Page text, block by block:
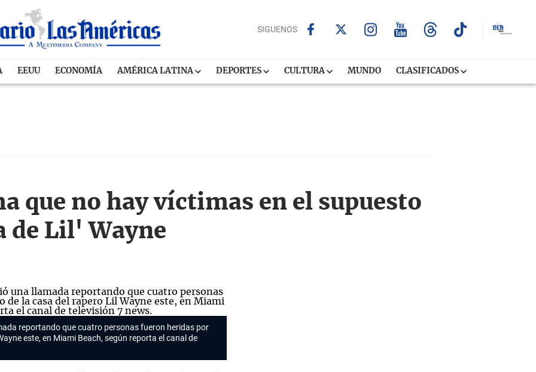
SIGUENOS
EEUU ECONOMÍA AMÉRICA LATINA DEPORTES CULTURA MUNDO CLASIFICADOS
que no hay víctimas en el supuesto
de Lil' Wayne
reportando que cuatro personas fueron heridas por
este, en Miami Beach, según reporta el canal de